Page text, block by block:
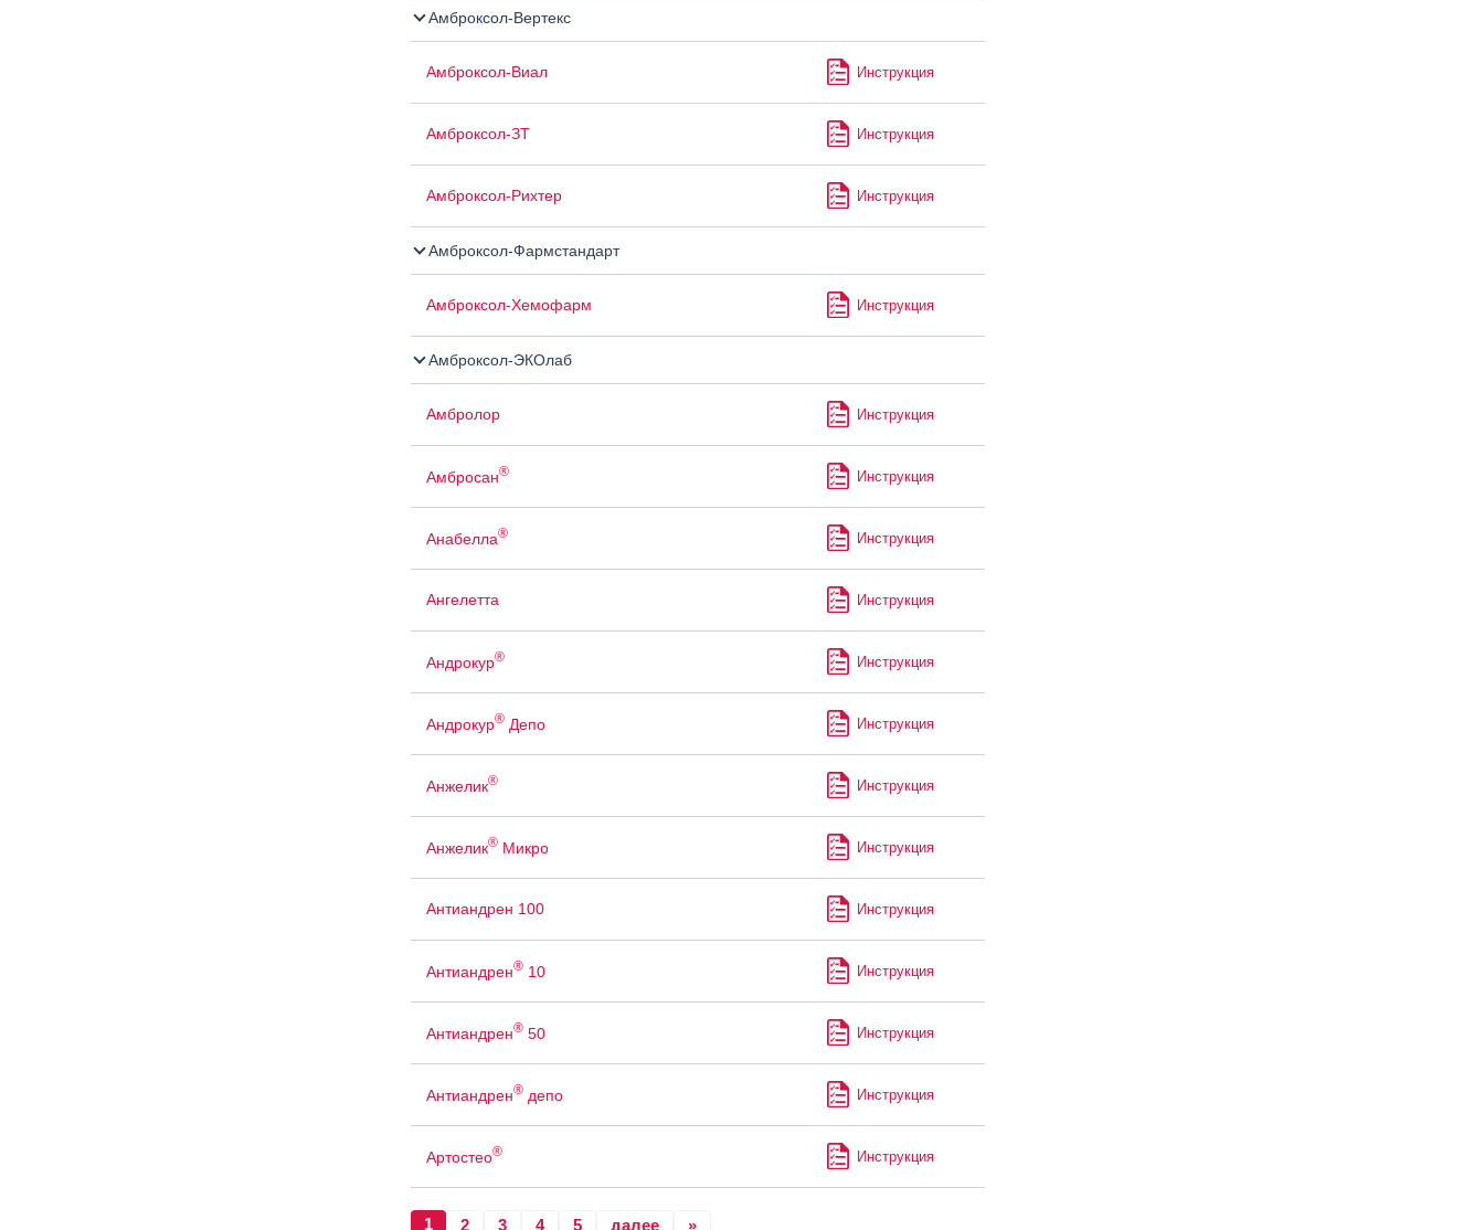
Амброксол-Вертекс
Амброксол-Виал Инструкция
Амброксол-ЗТ Инструкция
Амброксол-Рихтер Инструкция
Амброксол-Фармстандарт
Амброксол-Хемофарм Инструкция
Амброксол-ЭКОлаб
Амбролор Инструкция
Амбросан® Инструкция
Анабелла® Инструкция
Ангелетта Инструкция
Андрокур® Инструкция
Андрокур®Депо Инструкция
Анжелик® Инструкция
Анжелик®Микро Инструкция
Антиандрен 100 Инструкция
Антиандрен®10 Инструкция
Антиандрен®50 Инструкция
Антиандрен®депо Инструкция
Артостео® Инструкция
1 2 3 4 5 далее »